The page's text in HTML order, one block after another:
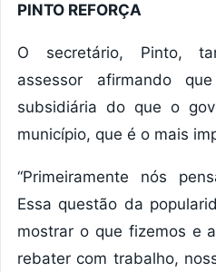
PINTO REFORÇA
O secretário, Pinto,
assessor afirmando
subsidiária do que o
município, que é o mais
“Primeiramente nós
Essa questão da
mostrar o que fizemos e
rebater com trabalho,